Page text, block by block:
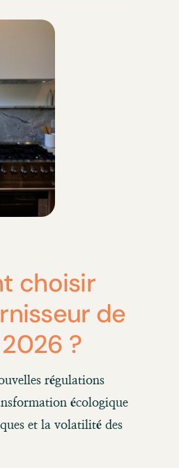
choisir
de
?
régulations
écologique
et la volatilité des